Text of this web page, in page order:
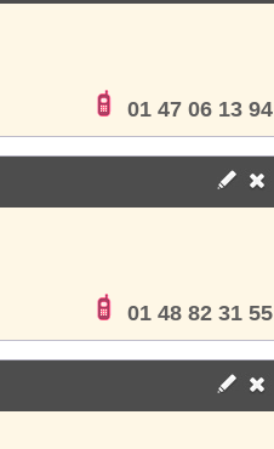
01 47 06 13 94
01 48 82 31 55